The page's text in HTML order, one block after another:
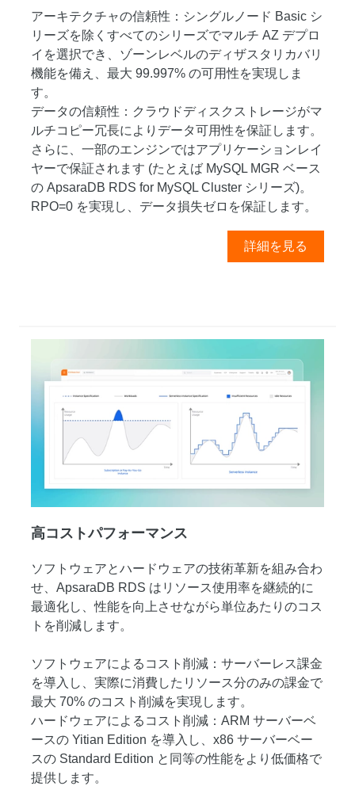
アーキテクチャの信頼性：シングルノード Basic シ
リーズを除くすべてのシリーズでマルチ AZ デプロ
イを選択でき、ゾーンレベルのディザスタリカバリ
機能を備え、最大 99.997% の可用性を実現しま
す。
データの信頼性：クラウドディスクストレージがマ
ルチコピー冗長によりデータ可用性を保証します。
さらに、一部のエンジンではアプリケーションレイ
ヤーで保証されます (たとえば MySQL MGR ベース
の ApsaraDB RDS for MySQL Cluster シリーズ)。
RPO=0 を実現し、データ損失ゼロを保証します。
詳細を見る
高コストパフォーマンス
ソフトウェアとハードウェアの技術革新を組み合わ
せ、ApsaraDB RDS はリソース使用率を継続的に
最適化し、性能を向上させながら単位あたりのコス
トを削減します。
ソフトウェアによるコスト削減：サーバーレス課金
を導入し、実際に消費したリソース分のみの課金で
最大 70% のコスト削減を実現します。
ハードウェアによるコスト削減：ARM サーバーベ
ースの Yitian Edition を導入し、x86 サーバーベー
スの Standard Edition と同等の性能をより低価格で
提供します。